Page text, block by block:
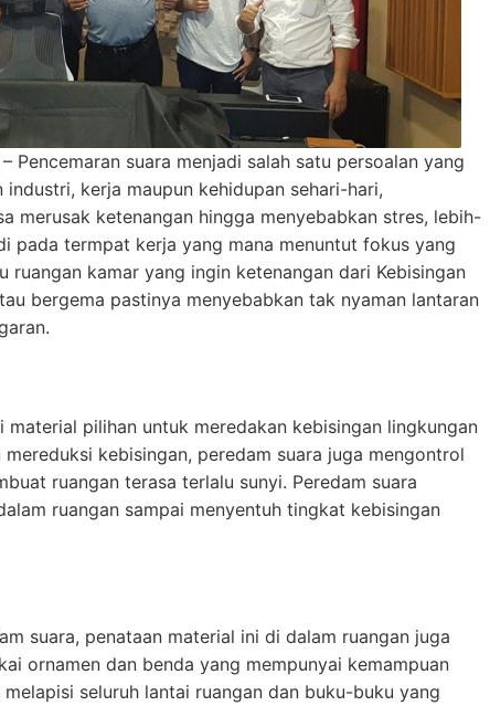
– Pencemaran suara menjadi salah satu persoalan yang
kerja maupun kehidupan sehari-hari,
merusak ketenangan hingga menyebabkan stres, lebih-
pada termpat kerja yang mana menuntut fokus yang
ruangan kamar yang ingin ketenangan dari Kebisingan
bergema pastinya menyebabkan tak nyaman lantaran
material pilihan untuk meredakan kebisingan lingkungan
kebisingan, peredam suara juga mengontrol
ruangan terasa terlalu sunyi. Peredam suara
ruangan sampai menyentuh tingkat kebisingan
suara, penataan material ini di dalam ruangan juga
ornamen dan benda yang mempunyai kemampuan
seluruh lantai ruangan dan buku-buku yang